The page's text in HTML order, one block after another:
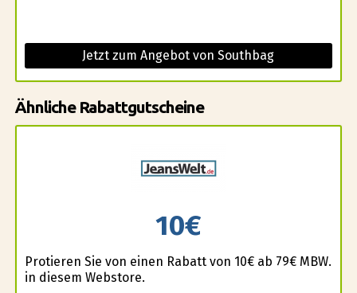
Jetzt zum Angebot von Southbag
Ähnliche Rabattgutscheine
10€
Profitieren Sie von einen Rabatt von 10€ ab 79€ MBW.
in diesem Webstore.